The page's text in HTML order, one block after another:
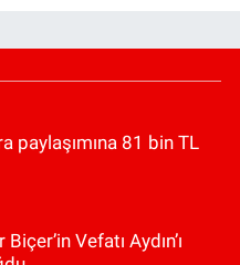
paylaşımına 81 bin TL
Vefatı Aydın’ı